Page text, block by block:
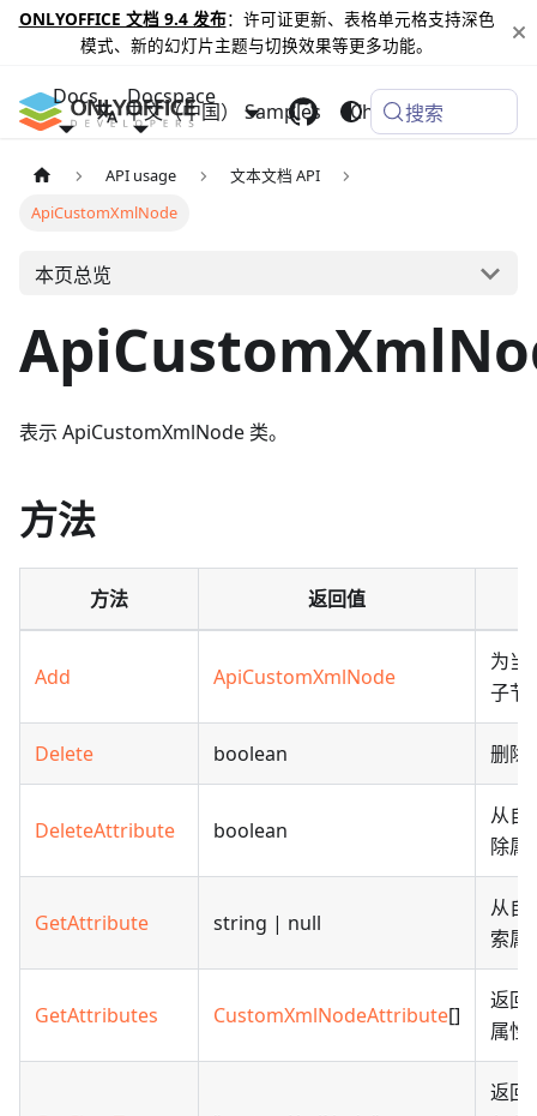
ONLYOFFICE 文档 9.4 发布：许可证更新、表格单元格支持深色
模式、新的幻灯片主题与切换效果等更多功能。
Docs Docspace
Samples Changelog
中文（中国） 搜索
API usage
文本文档 API
ApiCustomXmlNode
本页总览
表示 ApiCustomXmlNode 类。
方法
方法 返回值
Add ApiCustomXmlNode
为当
子节
Delete boolean 删除
DeleteAttribute boolean
从自
除属
GetAttribute string | null
从自
索属
GetAttributes CustomXmlNodeAttribute[]
返回
属性
返回